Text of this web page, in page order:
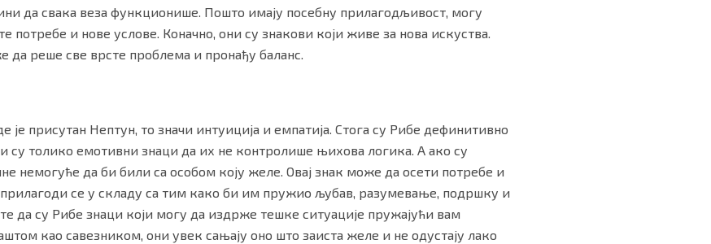
да свака веза функционише. Пошто имају посебну прилагодљивост, могу
потребе и нове услове. Коначно, они су знакови који живе за нова искуства.
реше све врсте проблема и пронађу баланс.
је присутан Нептун, то значи интуиција и емпатија. Стога су Рибе дефинитивно
су толико емотивни знаци да их не контролише њихова логика. А ако су
немогуће да би били са особом коју желе. Овај знак може да осети потребе и
се у складу са тим како би им пружио љубав, разумевање, подршку и
да су Рибе знаци који могу да издрже тешке ситуације пружајући вам
као савезником, они увек сањају оно што заиста желе и не одустају лако